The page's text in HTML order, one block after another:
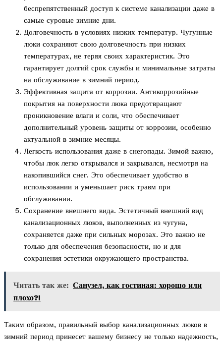
беспрепятственный доступ к системе канализации даже в
самые суровые зимние дни.
Долговечность в условиях низких температур. Чугунные
люки сохраняют свою долговечность при низких
температурах, не теряя своих характеристик. Это
гарантирует долгий срок службы и минимальные затраты
на обслуживание в зимний период.
Эффективная защита от коррозии. Антикоррозийные
покрытия на поверхности люка предотвращают
проникновение влаги и соли, что обеспечивает
дополнительный уровень защиты от коррозии, особенно
актуальной в зимние месяцы.
Легкость использования даже в снегопады. Зимой важно,
чтобы люк легко открывался и закрывался, несмотря на
накопившийся снег. Это обеспечивает удобство в
использовании и уменьшает риск травм при
обслуживании.
Сохранение внешнего вида. Эстетичный внешний вид
канализационных люков, выполненных из чугуна,
сохраняется даже при сильных морозах. Это важно не
только для обеспечения безопасности, но и для
сохранения эстетики окружающего пространства.
Читать так же: Санузел, как гостиная: хорошо или
плохо?!
Таким образом, правильный выбор канализационных люков в
зимний период принесет вашему бизнесу не только надежность,